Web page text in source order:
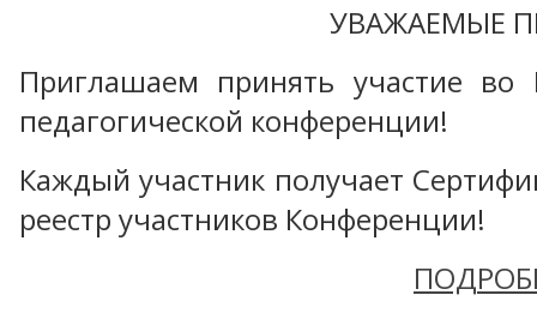
УВАЖАЕМЫЕ
Приглашаем принять участие во
педагогической конференции!
Каждый участник получает
реестр участников Конференции!